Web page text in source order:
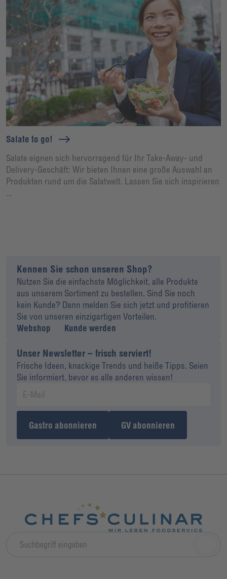
Salate to go!
Salate eignen sich hervorragend für Ihr Take-Away- und
Delivery-Geschäft: Wir bieten Ihnen eine große Auswahl an
Produkten rund um die Salatwelt. Lassen Sie sich inspirieren
...
Kennen Sie schon unseren Shop?
Nutzen Sie die einfachste Möglichkeit, alle Produkte
aus unserem Sortiment zu bestellen. Sind Sie noch
kein Kunde? Dann melden Sie sich jetzt und profitieren
Sie von unseren einzigartigen Vorteilen.
Webshop
Kunde werden
Unser Newsletter – frisch serviert!
Frische Ideen, knackige Trends und heiße Tipps. Seien
Sie informiert, bevor es alle anderen wissen!
Gastro abonnieren GV abonnieren